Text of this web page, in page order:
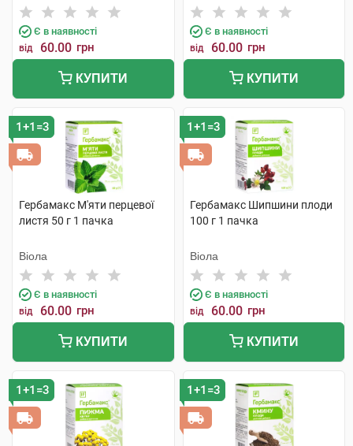
Є в наявності
від 60.00 грн
КУПИТИ
Є в наявності
від 60.00 грн
КУПИТИ
1+1=3
Гербамакс М'яти перцевої
листя 50 г 1 пачка
Віола
Є в наявності
від 60.00 грн
КУПИТИ
1+1=3
Гербамакс Шипшини плоди
100 г 1 пачка
Віола
Є в наявності
від 60.00 грн
КУПИТИ
1+1=3 1+1=3